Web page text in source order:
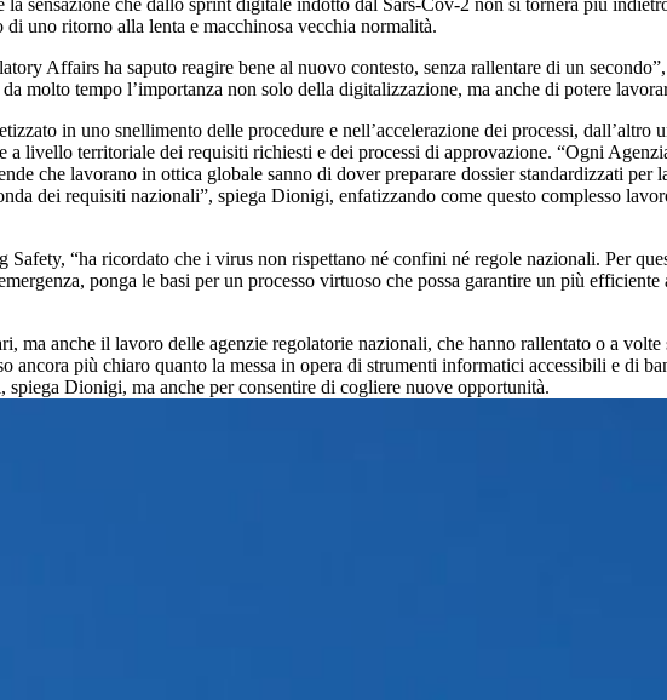
uno ritorno alla lenta e macchinosa vecchia normalità.
Affairs ha saputo reagire bene al nuovo contesto, senza rallentare di un
molto tempo l’importanza non solo della digitalizzazione, ma anche di potere
in uno snellimento delle procedure e nell’accelerazione dei processi,
a livello territoriale dei requisiti richiesti e dei processi di approvazione. “Ogni
che lavorano in ottica globale sanno di dover preparare dossier standardizzati per
dei requisiti nazionali”, spiega Dionigi, enfatizzando come questo complesso
“ha ricordato che i virus non rispettano né confini né regole nazionali. Per
ponga le basi per un processo virtuoso che possa garantire un più
ma anche il lavoro delle agenzie regolatorie nazionali, che hanno rallentato o a
ancora più chiaro quanto la messa in opera di strumenti informatici accessibili e di
Dionigi, ma anche per consentire di cogliere nuove opportunità.